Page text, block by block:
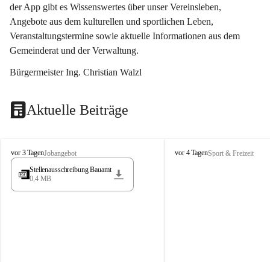
der App gibt es Wissenswertes über unser Vereinsleben,
Angebote aus dem kulturellen und sportlichen Leben,
Veranstaltungstermine sowie aktuelle Informationen aus dem
Gemeinderat und der Verwaltung.
Bürgermeister Ing. Christian Walzl
Aktuelle Beiträge
S
t
s
vor 3 TagenJobangebot
Stellenausschreibung Bauamt
0,4 MB
S
vor 4 TagenSport & Freizeit